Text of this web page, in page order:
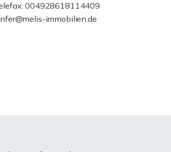
004928618114409
immobilien.de